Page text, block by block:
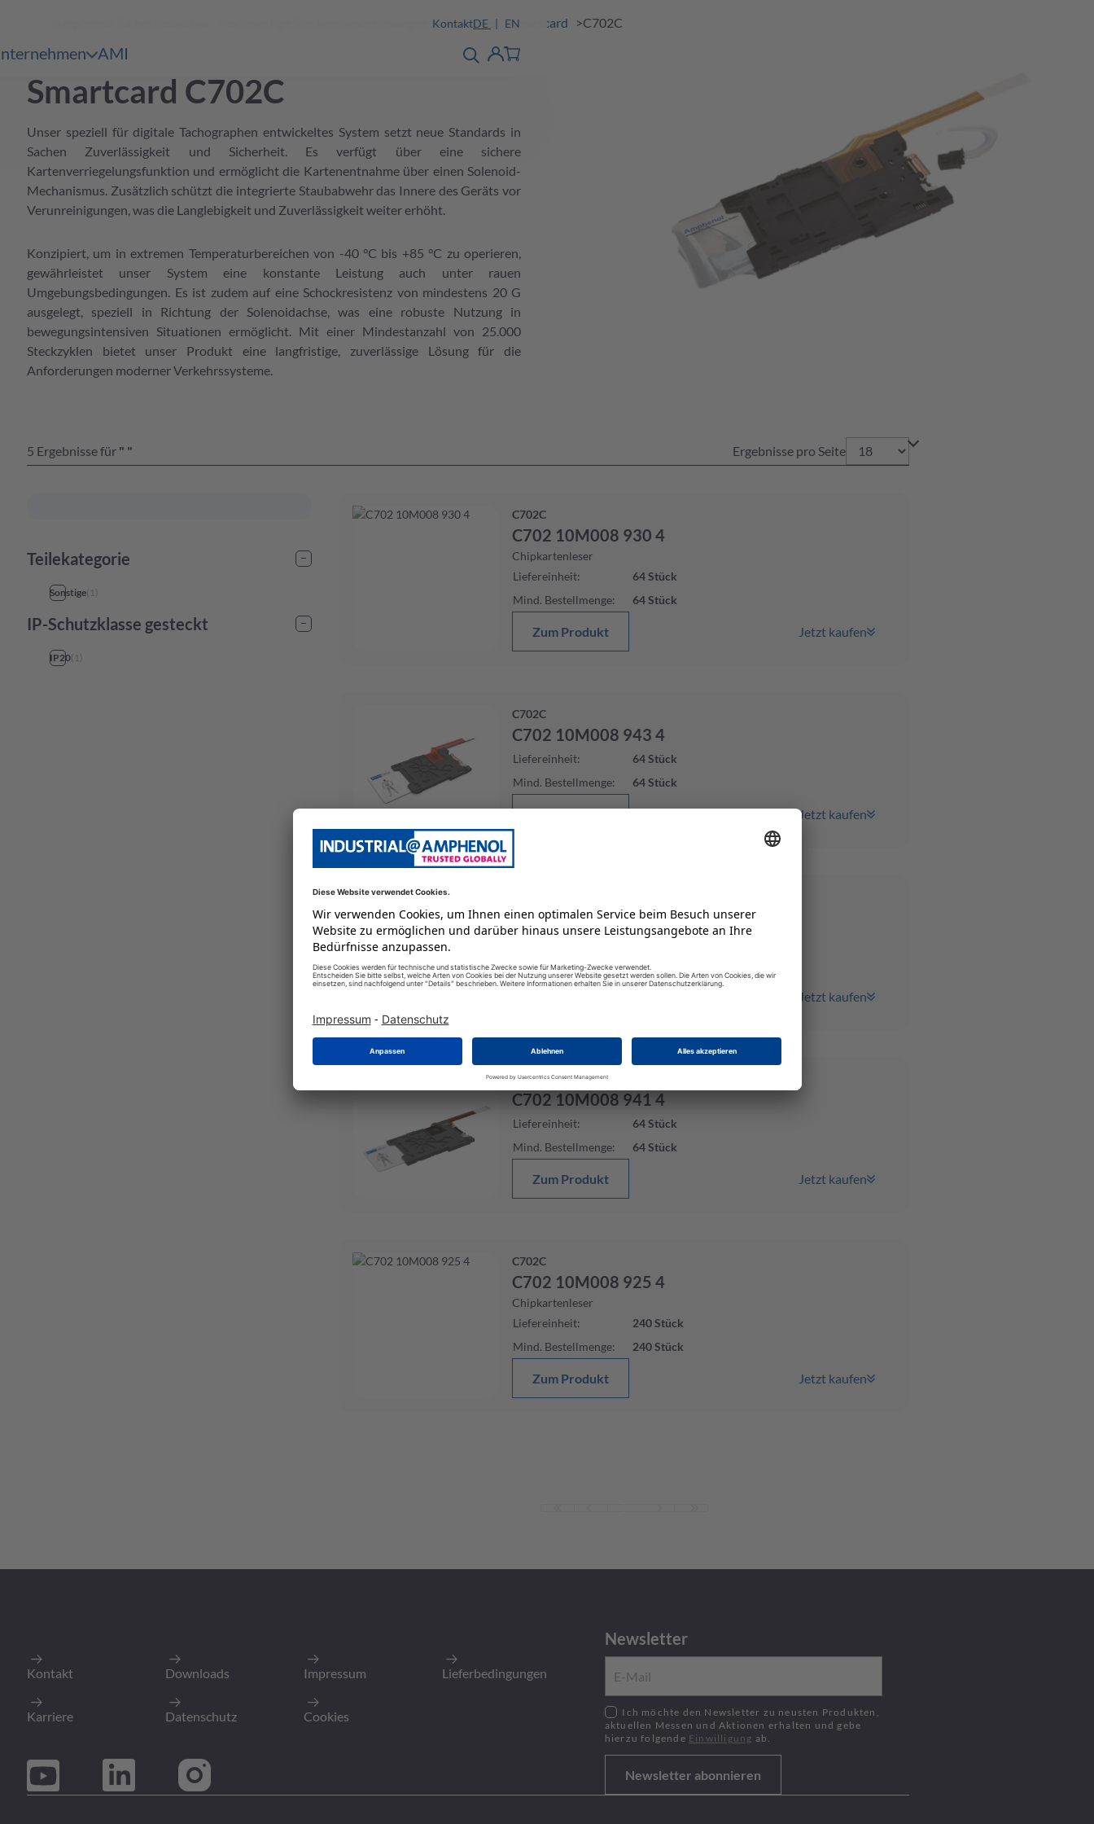
& Märkte
Serien Übersicht
Serien Übersicht
Serien Übersicht
Serien Übersicht
Serien Übersicht
Serien Übersicht
Serien Übersicht
Serien Übersicht
Serien Übersicht
submenu Unternehmen
AMI
KontaktDE EN
Produktfinder
detail
Produkte smartcard C702C
Smartcard C702C
Unser speziell für digitale Tachographen entwickeltes System setzt neue Standards in
Sachen Zuverlässigkeit und Sicherheit. Es verfügt über eine sichere
Kartenverriegelungsfunktion und ermöglicht die Kartenentnahme über einen Solenoid-
Mechanismus. Zusätzlich schützt die integrierte Staubabwehr das Innere des Geräts vor
Verunreinigungen, was die Langlebigkeit und Zuverlässigkeit weiter erhöht.
Konzipiert, um in extremen Temperaturbereichen von -40 °C bis +85 °C zu operieren,
gewährleistet unser System eine konstante Leistung auch unter rauen
Umgebungsbedingungen. Es ist zudem auf eine Schockresistenz von mindestens 20 G
ausgelegt, speziell in Richtung der Solenoidachse, was eine robuste Nutzung in
bewegungsintensiven Situationen ermöglicht. Mit einer Mindestanzahl von 25.000
Steckzyklen bietet unser Produkt eine langfristige, zuverlässige Lösung für die
Anforderungen moderner Verkehrssysteme.
5 Ergebnissefür " " Ergebnisse pro Seite
Teilekategorie
Sonstige( 1 )
IP-Schutzklasse gesteckt
IP20( 1 )
C702C
C702 10M008 930 4
Chipkartenleser
Liefereinheit: 64Stück
Mind. Bestellmenge: 64Stück
Zum Produkt Jetzt kaufen
C702C
C702 10M008 943 4
Liefereinheit: 64Stück
Mind. Bestellmenge: 64Stück
Jetzt kaufen
C702 10M008 942 4
64Stück
Mind. Bestellmenge: 64Stück
Jetzt kaufen
C702C
C702 10M008 941 4
Liefereinheit: 64Stück
Mind. Bestellmenge: 64Stück
Zum Produkt Jetzt kaufen
C702C
C702 10M008 925 4
Chipkartenleser
Liefereinheit: 240Stück
Mind. Bestellmenge: 240Stück
Zum Produkt Jetzt kaufen
Kontakt Downloads Impressum Lieferbedingungen
Karriere Datenschutz Cookies
detail detail detail
Newsletter
Ich möchte den Newsletter zu neusten Produkten,
aktuellen Messen und Aktionen erhalten und gebe
hierzu folgende Einwilligung ab.
Newsletter abonnieren